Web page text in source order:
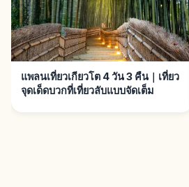
แพลนเที่ยวเกียวโต 4 วัน 3 คืน｜เที่ยว
จุดเด็ดบวกที่เที่ยวลับแบบจัดเต็ม